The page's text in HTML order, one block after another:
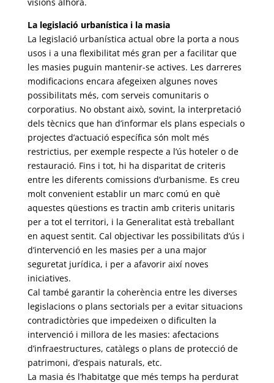
La legislació urbanística i la masia
La legislació urbanística actual obre la porta a nous
usos i a una flexibilitat més gran per a facilitar que
les masies puguin mantenir-se actives. Les darreres
modificacions encara afegeixen algunes noves
possibilitats més, com serveis comunitaris o
corporatius. No obstant això, sovint, la interpretació
dels tècnics que han d’informar els plans especials o
projectes d’actuació específica són molt més
restrictius, per exemple respecte a l’ús hoteler o de
restauració. Fins i tot, hi ha disparitat de criteris
entre les diferents comissions d’urbanisme. Es creu
molt convenient establir un marc comú en què
aquestes qüestions es tractin amb criteris unitaris
per a tot el territori, i la Generalitat està treballant
en aquest sentit. Cal objectivar les possibilitats d’ús i
d’intervenció en les masies per a una major
seguretat jurídica, i per a afavorir així noves
iniciatives.
Cal també garantir la coherència entre les diverses
legislacions o plans sectorials per a evitar situacions
contradictòries que impedeixen o dificulten la
intervenció i millora de les masies: afectacions
d’infraestructures, catàlegs o plans de protecció de
patrimoni, d’espais naturals, etc.
La masia és l’habitatge que més temps ha perdurat